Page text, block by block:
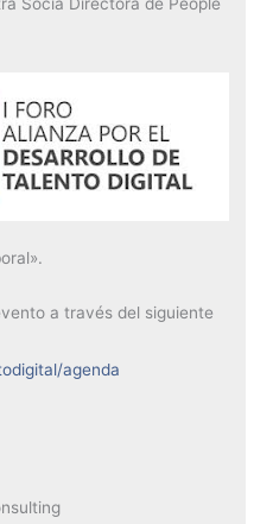
Socia Directora de People
a través del siguiente
agenda